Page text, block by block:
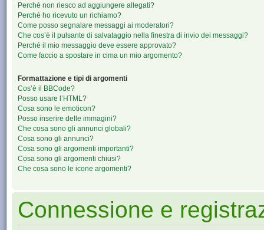
Perché non riesco ad aggiungere allegati?
Perché ho ricevuto un richiamo?
Come posso segnalare messaggi ai moderatori?
Che cos’è il pulsante di salvataggio nella finestra di invio dei messaggi?
Perché il mio messaggio deve essere approvato?
Come faccio a spostare in cima un mio argomento?
Formattazione e tipi di argomenti
Cos’è il BBCode?
Posso usare l’HTML?
Cosa sono le emoticon?
Posso inserire delle immagini?
Che cosa sono gli annunci globali?
Cosa sono gli annunci?
Cosa sono gli argomenti importanti?
Cosa sono gli argomenti chiusi?
Che cosa sono le icone argomenti?
Connessione e